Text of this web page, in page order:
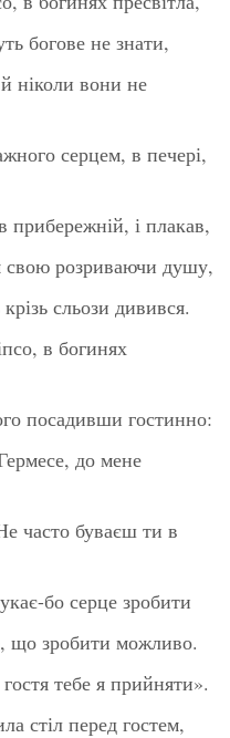
богове не знати,
ніколи вони не
серцем, в печері,
прибережній, і плакав,
свою розриваючи душу,
сльози дивився.
в богинях
посадивши гостинно:
до мене
часто буваєш ти в
бо серце зробити
що зробити можливо.
тебе я прийняти».
стіл перед гостем,